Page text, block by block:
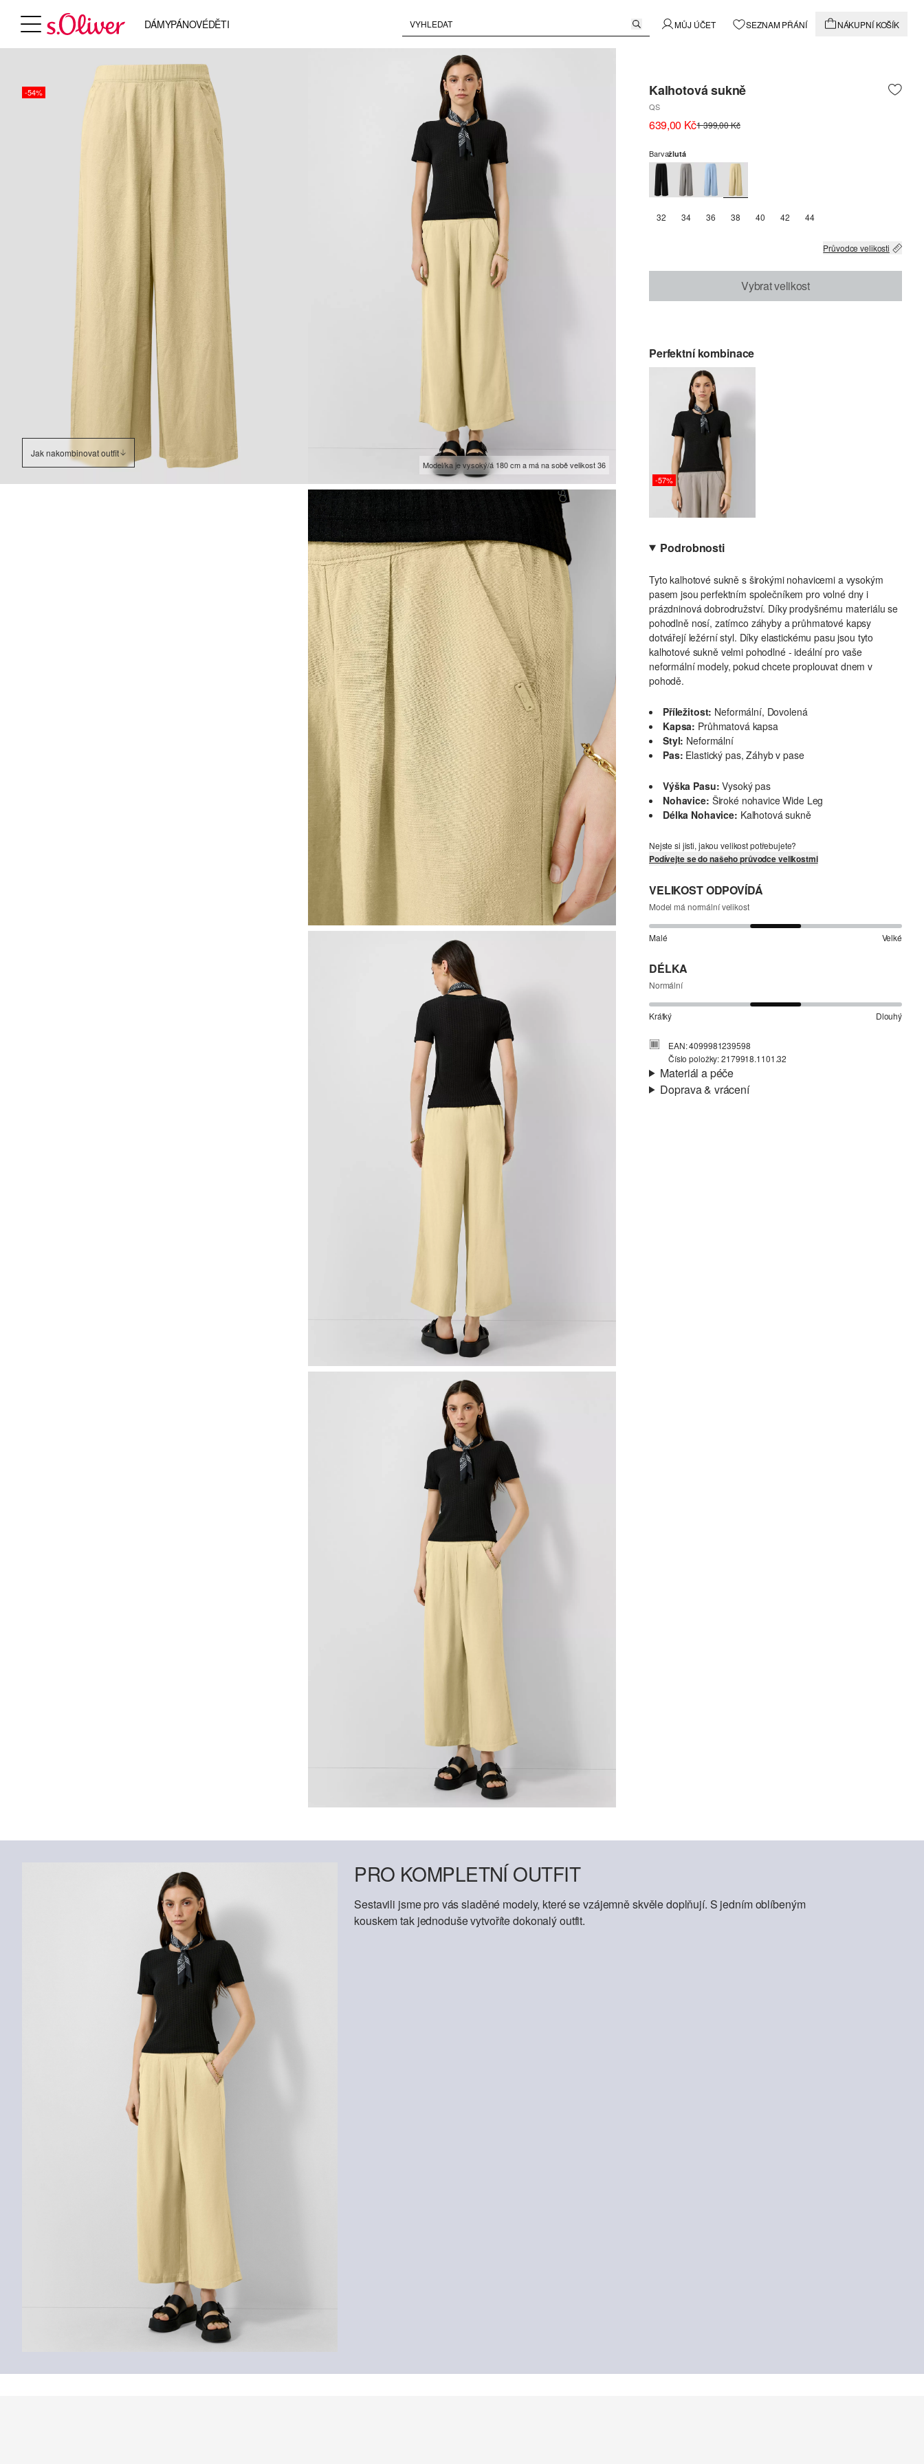
DÁMYPÁNOVÉDĚTI MŮJ ÚČET SEZNAM PŘÁNÍ NÁKUPNÍ KOŠÍK
-54%
Jak nakombinovat outfit
Model/ka je vysoký/á 180 cm a má na sobě velikost 36
Kalhotová sukně
QS
639,00 Kč1 399,00 Kč
Barvažlutá
32 34 36 38 40 42 44
Průvodce velikosti
Vybrat velikost
Perfektní kombinace
-57%
Podrobnosti
Tyto kalhotové sukně s širokými nohavicemi a vysokým
pasem jsou perfektním společníkem pro volné dny i
prázdninová dobrodružství. Díky prodyšnému materiálu se
pohodlně nosí, zatímco záhyby a průhmatové kapsy
dotvářejí ležérní styl. Díky elastickému pasu jsou tyto
kalhotové sukně velmi pohodlné - ideální pro vaše
neformální modely, pokud chcete proplouvat dnem v
pohodě.
Příležitost: Neformální, Dovolená
Kapsa: Průhmatová kapsa
Styl: Neformální
Pas: Elastický pas, Záhyb v pase
Výška Pasu: Vysoký pas
Nohavice: Široké nohavice Wide Leg
Délka Nohavice: Kalhotová sukně
Nejste si jisti, jakou velikost potřebujete?
Podívejte se do našeho průvodce velikostmi
VELIKOST ODPOVÍDÁ
Model má normální velikost
Malé Velké
DÉLKA
Normální
Krátký Dlouhý
EAN: 4099981239598
Číslo položky: 2179918.1101.32
Materiál a péče
Doprava & vrácení
PRO KOMPLETNÍ OUTFIT
Sestavili jsme pro vás sladěné modely, které se vzájemně skvěle doplňují. S jedním oblíbeným
kouskem tak jednoduše vytvoříte dokonalý outfit.